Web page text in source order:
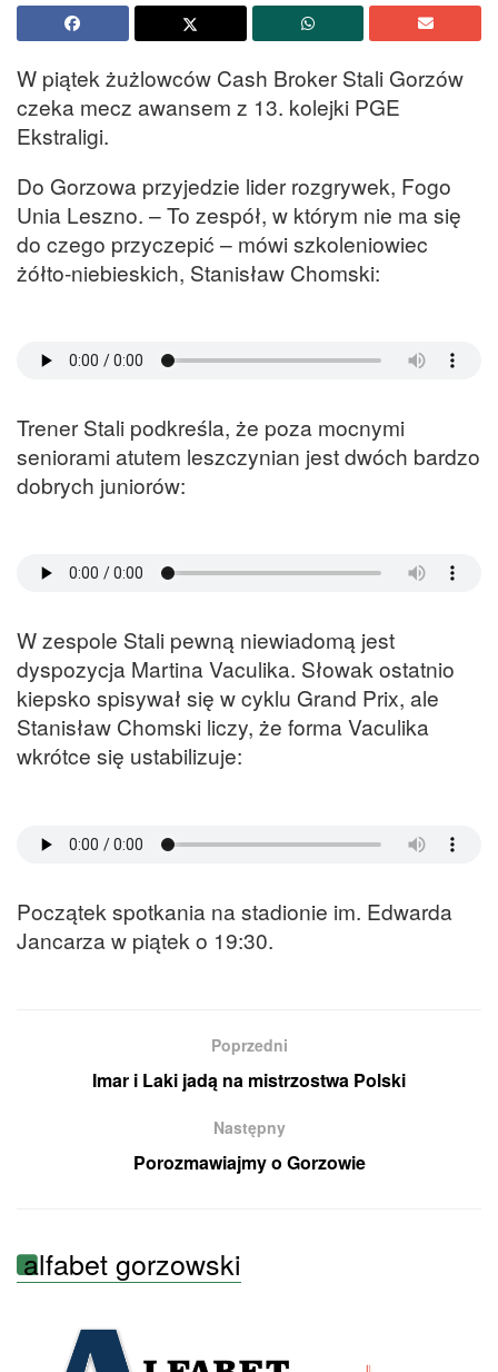
W piątek żużlowców Cash Broker Stali Gorzów
czeka mecz awansem z 13. kolejki PGE
Ekstraligi.
Do Gorzowa przyjedzie lider rozgrywek, Fogo
Unia Leszno. – To zespół, w którym nie ma się
do czego przyczepić – mówi szkoleniowiec
żółto-niebieskich, Stanisław Chomski:
Trener Stali podkreśla, że poza mocnymi
seniorami atutem leszczynian jest dwóch bardzo
dobrych juniorów:
W zespole Stali pewną niewiadomą jest
dyspozycja Martina Vaculika. Słowak ostatnio
kiepsko spisywał się w cyklu Grand Prix, ale
Stanisław Chomski liczy, że forma Vaculika
wkrótce się ustabilizuje:
Początek spotkania na stadionie im. Edwarda
Jancarza w piątek o 19:30.
Poprzedni
Imar i Laki jadą na mistrzostwa Polski
Następny
Porozmawiajmy o Gorzowie
alfabet gorzowski